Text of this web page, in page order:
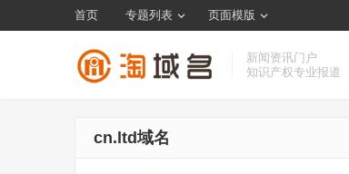
首页 专题列表 页面模版
新闻资讯门户
知识产权专业报道
cn.ltd域名